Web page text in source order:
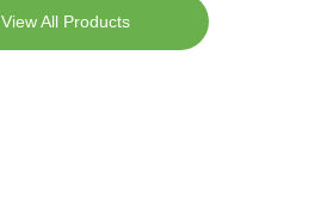
View All Products